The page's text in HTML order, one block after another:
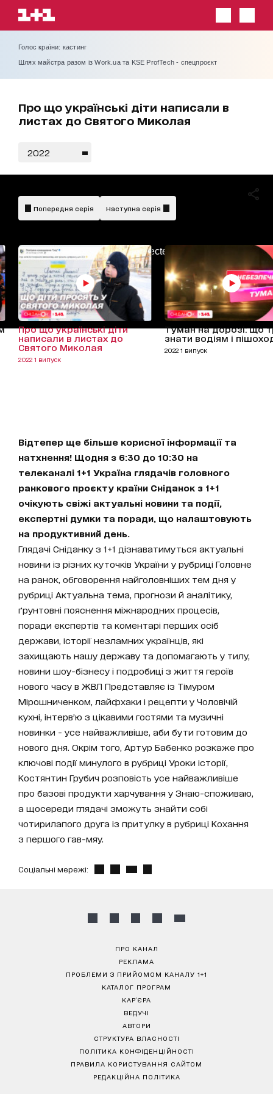
Голос країни: кастинг
Шлях майстра разом із Work.ua та KSE ProfTech - спецпроєкт
Про що українські діти написали в
листах до Святого Миколая
2022
AdBlockDetected!
Попередня серія Наступна серія
Про що українські діти
написали в листах до
Святого Миколая
2022 1 випуск
Туман на дорозі: що
знати водіям і
2022 1 випуск
Відтепер ще більше корисної інформації та
натхнення! Щодня з 6:30 до 10:30 на
телеканалі 1+1 Україна глядачів головного
ранкового проєкту країни Сніданок з 1+1
очікують свіжі актуальні новини та події,
експертні думки та поради, що налаштовують
на продуктивний день.
Глядачі Сніданку з 1+1 дізнаватимуться актуальні
новини із різних куточків України у рубриці Головне
на ранок, обговорення найголовніших тем дня у
рубриці Актуальна тема, прогнози й аналітику,
ґрунтовні пояснення міжнародних процесів,
поради експертів та коментарі перших осіб
держави, історії незламних українців, які
захищають нашу державу та допомагають у тилу,
новини шоу-бізнесу і подробиці з життя героїв
нового часу в ЖВЛ Представляє із Тімуром
Мірошниченком, лайфхаки і рецепти у Чоловічій
кухні, інтерв’ю з цікавими гостями та музичні
новинки - усе найважливіше, аби бути готовим до
нового дня. Окрім того, Артур Бабенко розкаже про
ключові події минулого в рубриці Уроки історії,
Костянтин Грубич розповість усе найважливіше
про базові продукти харчування у Знаю-споживаю,
а щосереди глядачі зможуть знайти собі
чотирилапого друга із притулку в рубриці Кохання
з першого гав-мяу.
Соціальні мережі:
ПРО КАНАЛ
РЕКЛАМА
ПРОБЛЕМИ З ПРИЙОМОМ КАНАЛУ 1+1
КАТАЛОГ ПРОГРАМ
КАР’ЄРА
ВЕДУЧІ
АВТОРИ
СТРУКТУРА ВЛАСНОСТІ
ПОЛІТИКА КОНФІДЕНЦІЙНОСТІ
ПРАВИЛА КОРИСТУВАННЯ САЙТОМ
РЕДАКЦІЙНА ПОЛІТИКА